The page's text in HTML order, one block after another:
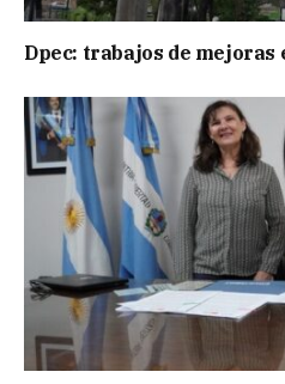
Dpec: trabajos de